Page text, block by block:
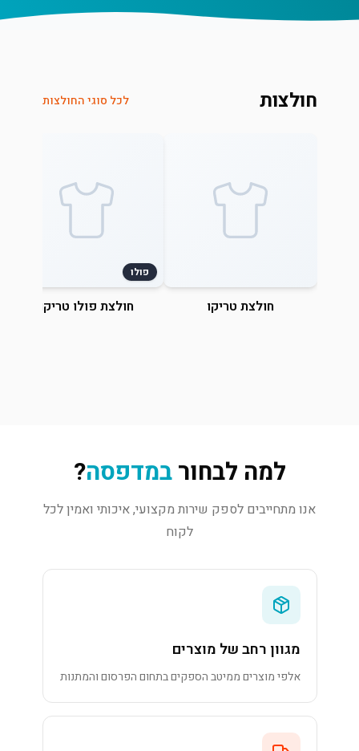
חולצות לכל סוגי החולצות
חולצת טריקו
פולו
חולצת פולו טריקו
למה לבחורבמדפסה?
אנו מתחייבים לספק שירות מקצועי, איכותי ואמין לכל
לקוח
מגוון רחב של מוצרים
אלפי מוצרים ממיטב הספקים בתחום הפרסום והמתנות